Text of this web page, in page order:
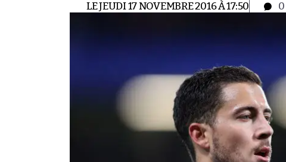
LE JEUDI 17 NOVEMBRE 2016 À 17:50 0